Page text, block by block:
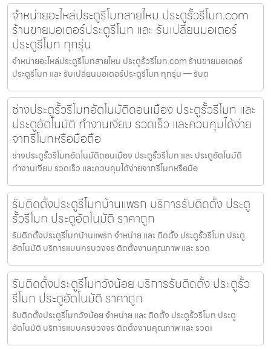
จำหน่ายอะไหล่ประตูรีโมทสายไหม ประตูรั้วรีโมท.com
ร้านขายมอเตอร์ประตูรีโมท และ รับเปลี่ยนมอเตอร์
ประตูรีโมท ทุกรุ่น
จำหน่ายอะไหล่ประตูรีโมทสายไหม ประตูรั้วรีโมท.com ร้านขายมอเตอร์
ประตูรีโมท และ รับเปลี่ยนมอเตอร์ประตูรีโมท ทุกรุ่น — รับต
ช่างประตูรั้วรีโมทอัตโนมัติดอนเมือง ประตูรั้วรีโมท และ
ประตูอัตโนมัติ ทำงานเงียบ รวดเร็ว และควบคุมได้ง่าย
จากรีโมทหรือมือถือ
ช่างประตูรั้วรีโมทอัตโนมัติดอนเมือง ประตูรั้วรีโมท และ ประตูอัตโนมัติ
ทำงานเงียบ รวดเร็ว และควบคุมได้ง่ายจากรีโมทหรือมือ
รับติดตั้งประตูรีโมทบ้านแพรก บริการรับติดตั้ง ประตู
รั้วรีโมท ประตูอัตโนมัติ ราคาถูก
รับติดตั้งประตูรีโมทบ้านแพรก จำหน่าย และ ติดตั้ง ประตูรั้วรีโมท ประตู
อัตโนมัติ บริการแบบครบวงจร ติดตั้งงานคุณภาพ และ รวด
รับติดตั้งประตูรีโมทวังน้อย บริการรับติดตั้ง ประตูรั้ว
รีโมท ประตูอัตโนมัติ ราคาถูก
รับติดตั้งประตูรีโมทวังน้อย จำหน่าย และ ติดตั้ง ประตูรั้วรีโมท ประตู
อัตโนมัติ บริการแบบครบวงจร ติดตั้งงานคุณภาพ และ รวดเ